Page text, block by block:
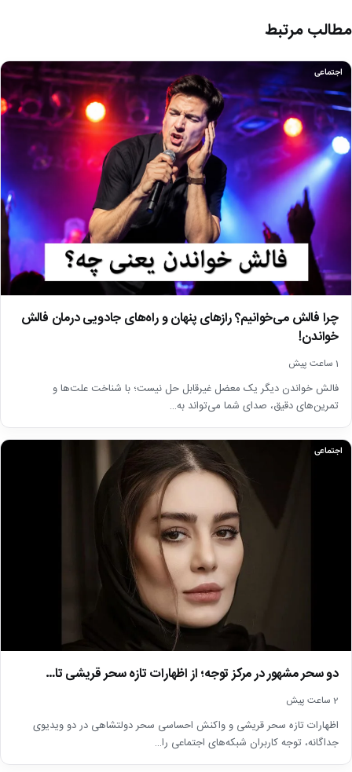
مطالب مرتبط
اجتماعی
چرا فالش می‌خوانیم؟ رازهای پنهان و راه‌های جادویی درمان فالش
خواندن!
1 ساعت پیش
فالش خواندن دیگر یک معضل غیرقابل حل نیست؛ با شناخت علت‌ها و
تمرین‌های دقیق، صدای شما می‌تواند به…
اجتماعی
دو سحر مشهور در مرکز توجه؛ از اظهارات تازه سحر قریشی تا…
2 ساعت پیش
اظهارات تازه سحر قریشی و واکنش احساسی سحر دولتشاهی در دو ویدیوی
جداگانه، توجه کاربران شبکه‌های اجتماعی را…